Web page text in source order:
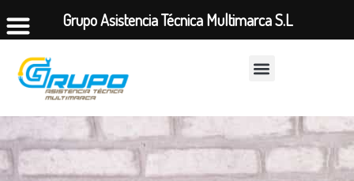
Grupo Asistencia Técnica Multimarca S.L